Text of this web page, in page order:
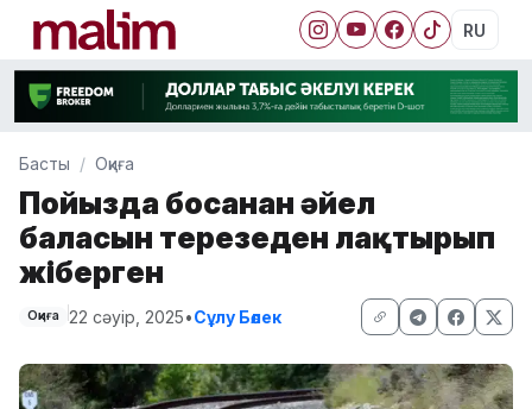
RU
Басты Оқиға
Пойызда босанған әйел
баласын терезеден лақтырып
жіберген
Оқиға 22 сәуір, 2025•Сұлу Бөлек